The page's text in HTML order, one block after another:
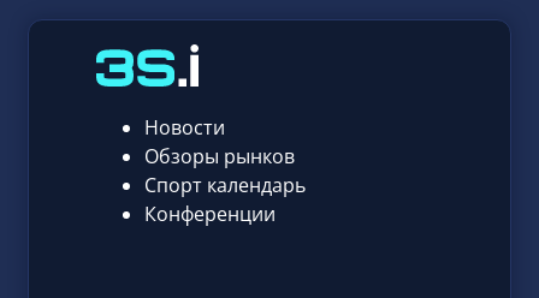
Новости
Обзоры рынков
Спорт календарь
Конференции